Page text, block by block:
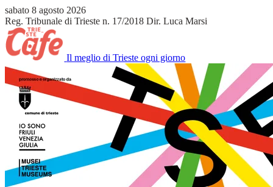
sabato 8 agosto 2026
Reg. Tribunale di Trieste n. 17/2018 Dir. Luca Marsi
Il meglio di Trieste ogni giorno